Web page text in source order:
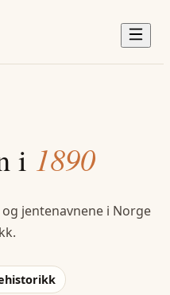
i 1890
jentenavnene i Norge